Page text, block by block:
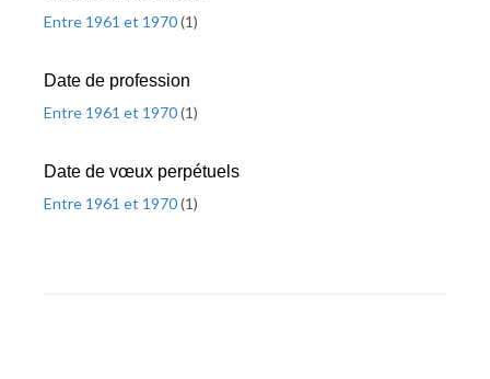
Entre 1961 et 1970(1)
Date de profession
Entre 1961 et 1970(1)
Date de vœux perpétuels
Entre 1961 et 1970(1)